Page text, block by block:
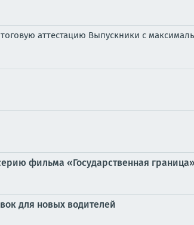
аттестацию Выпускники с
фильма «Государственная
для новых водителей